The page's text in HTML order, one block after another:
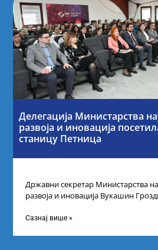
Делегација Министарства
развоја и иновација
станицу Петница
Државни секретар Министарства
развоја и иновација Вукашин
промоцију
Сазнај више »